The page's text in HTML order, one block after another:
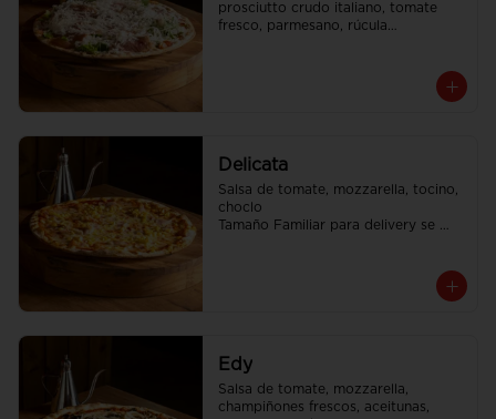
prosciutto crudo italiano, tomate
fresco, parmesano, rúcula
Delicata
Salsa de tomate, mozzarella, tocino,
choclo
Tamaño Familiar para delivery se
Edy
Salsa de tomate, mozzarella,
champiñones frescos, aceitunas,